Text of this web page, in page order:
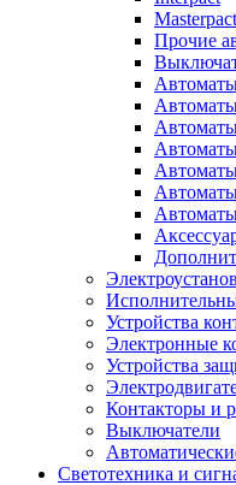
Masterpact
Прочие
Устройства
Электронные
Устройства
Контакторы и
Выключатели
Светотехника и